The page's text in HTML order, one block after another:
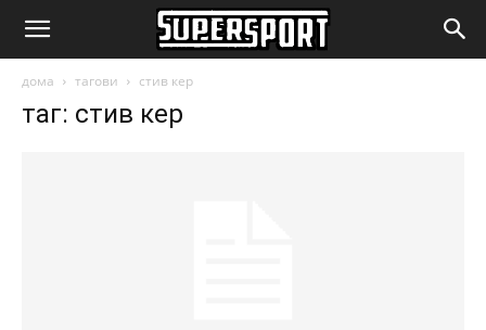
SuperSport.mk
дома тагови стив кер
таг: стив кер